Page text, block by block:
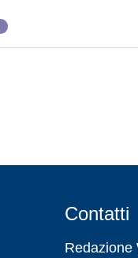
Contatti
Redazione